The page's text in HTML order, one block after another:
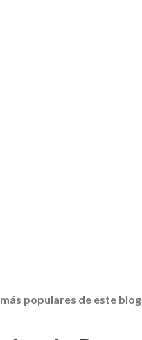
populares de este blog